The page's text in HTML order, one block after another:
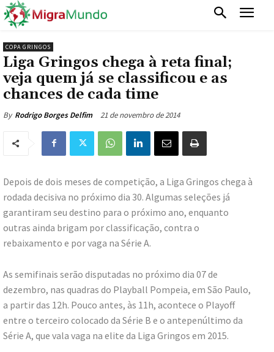
COPA GRINGOS
Liga Gringos chega à reta final;
veja quem já se classificou e as
chances de cada time
By Rodrigo Borges Delfim 21 de novembro de 2014
Depois de dois meses de competição, a Liga Gringos chega à
rodada decisiva no próximo dia 30. Algumas seleções já
garantiram seu destino para o próximo ano, enquanto
outras ainda brigam por classificação, contra o
rebaixamento e por vaga na Série A.
As semifinais serão disputadas no próximo dia 07 de
dezembro, nas quadras do Playball Pompeia, em São Paulo,
a partir das 12h. Pouco antes, às 11h, acontece o Playoff
entre o terceiro colocado da Série B e o antepenúltimo da
Série A, que vala vaga na elite da Liga Gringos em 2015.